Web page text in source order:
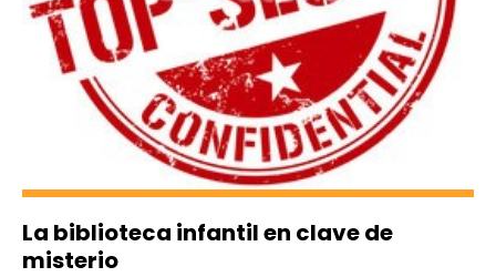
La biblioteca infantil en clave de
misterio